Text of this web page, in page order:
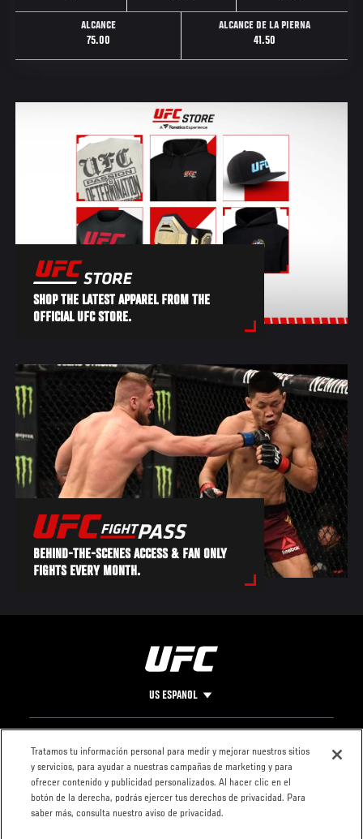
ALCANCE
75.00
ALCANCE DE LA PIERNA
41.50
SHOP THE LATEST APPAREL FROM THE
OFFICIAL UFC STORE.
BEHIND-THE-SCENES ACCESS & FAN ONLY
FIGHTS EVERY MONTH.
US ESPANOL
Pie
de
Página
CONTACTO
LEGAL
Condiciones
Política de
privacidad
Tratamos tu información personal para medir y mejorar nuestros sitios
y servicios, para ayudar a nuestras campañas de marketing y para
ofrecer contenido y publicidad personalizados. Al hacer clic en el
botón de la derecha, podrás ejercer tus derechos de privacidad. Para
saber más, consulta nuestro aviso de privacidad.